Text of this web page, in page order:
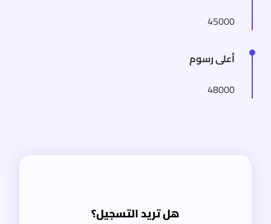
45000
أعلى رسوم
48000
هل تريد التسجيل؟